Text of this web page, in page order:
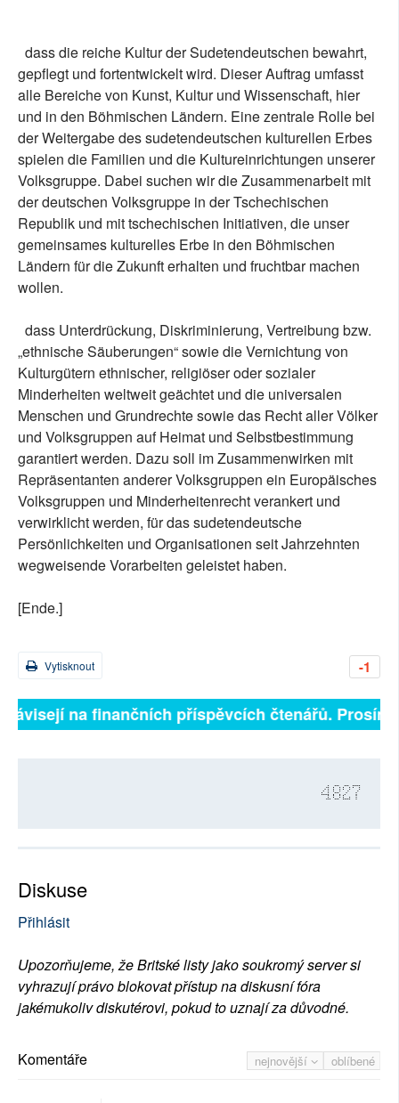
dass die reiche Kultur der Sudetendeutschen bewahrt,
gepflegt und fortentwickelt wird. Dieser Auftrag umfasst
alle Bereiche von Kunst, Kultur und Wissenschaft, hier
und in den Böhmischen Ländern. Eine zentrale Rolle bei
der Weitergabe des sudetendeutschen kulturellen Erbes
spielen die Familien und die Kultureinrichtungen unserer
Volksgruppe. Dabei suchen wir die Zusammenarbeit mit
der deutschen Volksgruppe in der Tschechischen
Republik und mit tschechischen Initiativen, die unser
gemeinsames kulturelles Erbe in den Böhmischen
Ländern für die Zukunft erhalten und fruchtbar machen
wollen.
dass Unterdrückung, Diskriminierung, Vertreibung bzw.
„ethnische Säuberungen“ sowie die Vernichtung von
Kulturgütern ethnischer, religiöser oder sozialer
Minderheiten weltweit geächtet und die universalen
Menschen und Grundrechte sowie das Recht aller Völker
und Volksgruppen auf Heimat und Selbstbestimmung
garantiert werden. Dazu soll im Zusammenwirken mit
Repräsentanten anderer Volksgruppen ein Europäisches
Volksgruppen und Minderheitenrecht verankert und
verwirklicht werden, für das sudetendeutsche
Persönlichkeiten und Organisationen seit Jahrzehnten
wegweisende Vorarbeiten geleistet haben.
[Ende.]
-1
Vytisknout
na finančních příspěvcích čtenářů. Prosíme,
4827
Diskuse
Přihlásit
Upozorňujeme, že Britské listy jako soukromý server si
vyhrazují právo blokovat přístup na diskusní fóra
jakémukoliv diskutérovi, pokud to uznají za důvodné.
nejnovější oblíbené
Komentáře